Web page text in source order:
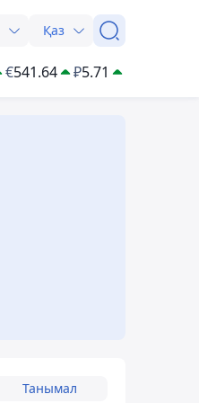
Қаз
€541.64 ₽5.71
Танымал